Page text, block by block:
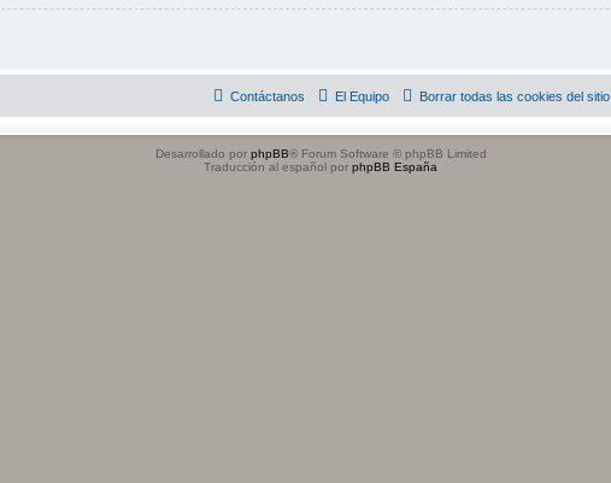
Borrar todas las cookies del sitio
El Equipo
Contáctanos
Desarrollado por phpBB® Forum Software © phpBB Limited
Traducción al español por phpBB España